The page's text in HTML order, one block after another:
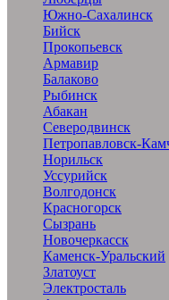
Южно-Сахалинск
Бийск
Прокопьевск
Армавир
Балаково
Рыбинск
Абакан
Северодвинск
Петропавловск-
Норильск
Уссурийск
Волгодонск
Красногорск
Сызрань
Новочеркасск
Каменск-Уральский
Златоуст
Электросталь